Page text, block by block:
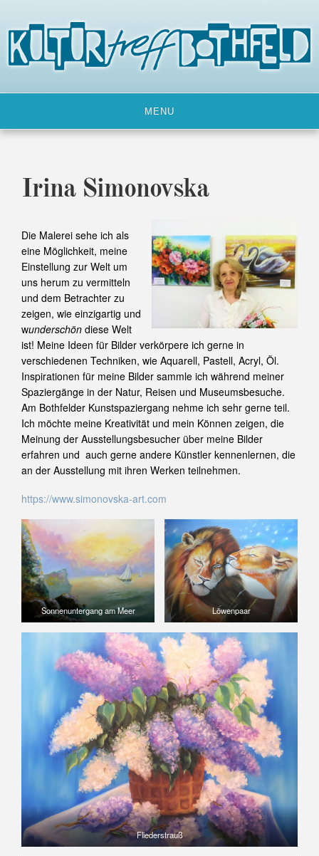
content
MENU
Irina Simonovska
Die Malerei sehe ich als
eine Möglichkeit, meine
Einstellung zur Welt um
uns herum zu vermitteln
und dem Betrachter zu
zeigen, wie einzigartig und
wunderschön diese Welt
ist! Meine Ideen für Bilder verkörpere ich gerne in
verschiedenen Techniken, wie Aquarell, Pastell, Acryl, Öl.
Inspirationen für meine Bilder sammle ich während meiner
Spaziergänge in der Natur, Reisen und Museumsbesuche.
Am Bothfelder Kunstspaziergang nehme ich sehr gerne teil.
Ich möchte meine Kreativität und mein Können zeigen, die
Meinung der Ausstellungsbesucher über meine Bilder
erfahren und auch gerne andere Künstler kennenlernen, die
an der Ausstellung mit ihren Werken teilnehmen.
https://www.simonovska-art.com
Sonnenuntergang am Meer Löwenpaar
Fliederstrauß